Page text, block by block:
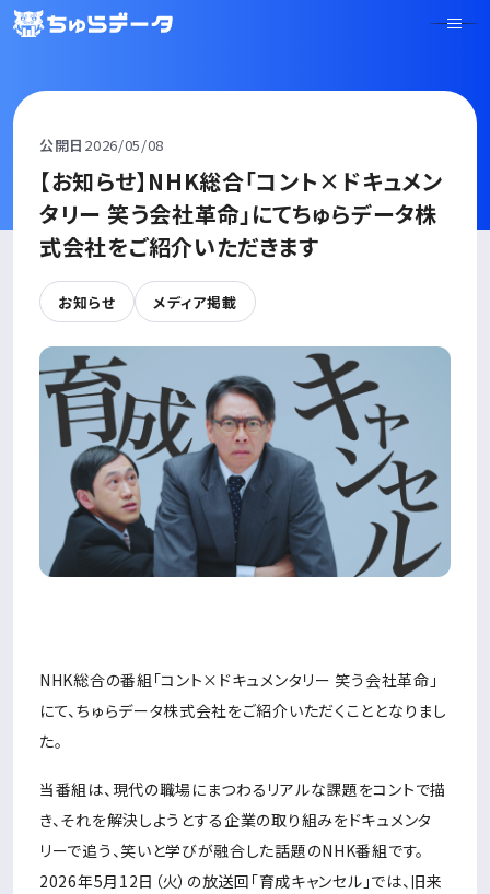
公開日 2026/05/08
【お知らせ】NHK総合「コント×ドキュメン
タリー 笑う会社革命」にてちゅらデータ株
式会社をご紹介いただきます
お知らせ メディア掲載
NHK総合の番組「コント×ドキュメンタリー 笑う会社革命」
にて、ちゅらデータ株式会社をご紹介いただくこととなりまし
た。
当番組は、現代の職場にまつわるリアルな課題をコントで描
き、それを解決しようとする企業の取り組みをドキュメンタ
リーで追う、笑いと学びが融合した話題のNHK番組です。
2026年5月12日（火）の放送回「育成キャンセル」では、旧来